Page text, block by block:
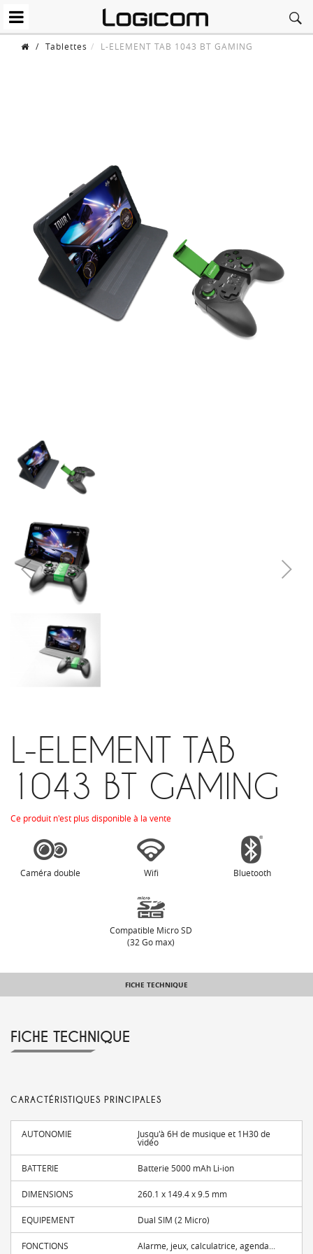
/ Tablettes L-ELEMENT TAB 1043 BT GAMING
L-ELEMENT TAB
1043 BT GAMING
Ce produit n'est plus disponible à la vente
Caméra double Wifi Bluetooth
Compatible Micro SD
(32 Go max)
FICHE TECHNIQUE
FICHE TECHNIQUE
CARACTÉRISTIQUES PRINCIPALES
AUTONOMIE Jusqu'à 6H de musique et 1H30 de
vidéo
BATTERIE Batterie 5000 mAh Li-ion
DIMENSIONS 260.1 x 149.4 x 9.5 mm
EQUIPEMENT Dual SIM (2 Micro)
FONCTIONS Alarme, jeux, calculatrice, agenda...